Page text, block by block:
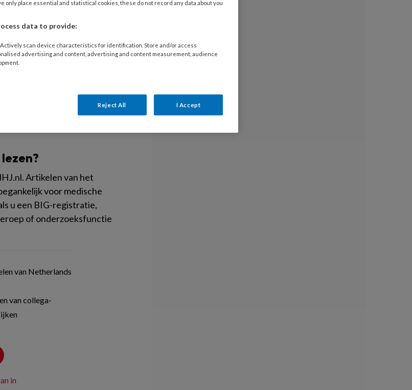
Artikelen van het
voor medische
u een BIG-registratie,
of onderzoeksfunctie
van Netherlands
van collega-
in
only place essential and statistical cookies, these do not record any data about you
data to provide:
scan device characteristics for identification. Store and/or access
advertising and content, advertising and content measurement, audience
Reject All I Accept